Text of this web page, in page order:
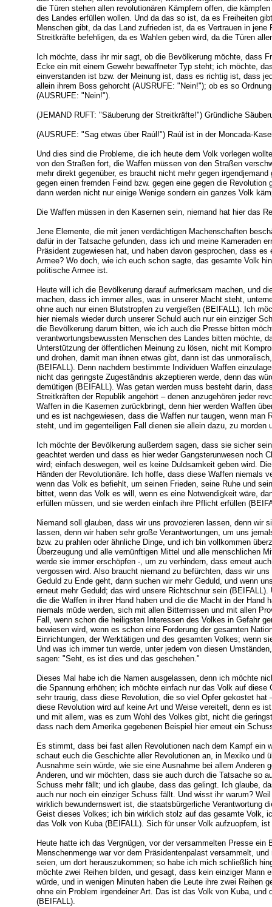
die Türen stehen allen revolutionären Kämpfern offen, die
des Landes erfüllen wollen. Und da das so ist, da es Freiheiten
Menschen gibt, da das Land zufrieden ist, da es Vertrauen in jene
Streitkräfte befehligen, da es Wahlen geben wird, da die Türen
Ich möchte, dass ihr mir sagt, ob die Bevölkerung möchte, dass
Ecke ein mit einem Gewehr bewaffneter Typ steht; ich möchte,
einverstanden ist bzw. der Meinung ist, dass es richtig ist, dass
allein ihrem Boss gehorcht (AUSRUFE: "Nein!"); ob es so
(AUSRUFE: "Nein!").
(JEMAND RUFT: "Säuberung der Streitkräfte!") Gründliche
(AUSRUFE: "Sag etwas über Raúl!") Raúl ist in der Moncada-
Und dies sind die Probleme, die ich heute dem Volk vorlegen
von den Straßen fort, die Waffen müssen von den Straßen
mehr direkt gegenüber, es braucht nicht mehr gegen
gegen einen fremden Feind bzw. gegen eine gegen die
dann werden nicht nur einige Wenige sondern ein ganzes Volk
Die Waffen müssen in den Kasernen sein, niemand hat hier das
Jene Elemente, die mit jenen verdächtigen Machenschaften
dafür in der Tatsache gefunden, dass ich und meine Kameraden
Präsident zugewiesen hat, und haben davon gesprochen, dass
Armee? Wo doch, wie ich euch schon sagte, das gesamte Volk
politische Armee ist.
Heute will ich die Bevölkerung darauf aufmerksam machen, und
machen, dass ich immer alles, was in unserer Macht steht,
ohne auch nur einen Blutstropfen zu vergießen (BEIFALL). Ich
hier niemals wieder durch unserer Schuld auch nur ein einziger
die Bevölkerung darum bitten, wie ich auch die Presse bitten
verantwortungsbewussten Menschen des Landes bitten möchte,
Unterstützung der öffentlichen Meinung zu lösen, nicht mit
und drohen, damit man ihnen etwas gibt, dann ist das
(BEIFALL). Denn nachdem bestimmte Individuen Waffen
nicht das geringste Zugeständnis akzeptieren werde, denn das
demütigen (BEIFALL). Was getan werden muss besteht darin,
Streitkräften der Republik angehört – denen anzugehören jeder
Waffen in die Kasernen zurückbringt, denn hier werden Waffen
und es ist nachgewiesen, dass die Waffen nur taugen, wenn man
steht, und im gegenteiligen Fall dienen sie allein dazu, zu morden
Ich möchte der Bevölkerung außerdem sagen, dass sie sicher
geachtet werden und dass es hier weder Gangsterunwesen noch
wird; einfach deswegen, weil es keine Duldsamkeit geben wird.
Händen der Revolutionäre. Ich hoffe, dass diese Waffen niemals
wenn das Volk es befiehlt, um seinen Frieden, seine Ruhe und
bittet, wenn das Volk es will, wenn es eine Notwendigkeit wäre,
erfüllen müssen, und sie werden einfach ihre Pflicht erfüllen
Niemand soll glauben, dass wir uns provozieren lassen, denn wir
lassen, denn wir haben sehr große Verantwortungen, um uns
bzw. zu prahlen oder ähnliche Dinge, und ich bin vollkommen
Überzeugung und alle vernünftigen Mittel und alle menschlichen
werde sie immer erschöpfen -, um zu verhindern, dass erneut
vergossen wird. Also braucht niemand zu befürchten, dass wir
Geduld zu Ende geht, dann suchen wir mehr Geduld, und wenn
erneut mehr Geduld; das wird unsere Richtschnur sein
die die Waffen in ihrer Hand haben und die die Macht in der Hand
niemals müde werden, sich mit allen Bitternissen und mit allen
Fall, wenn schon die heiligsten Interessen des Volkes in Gefahr
bewiesen wird, wenn es schon eine Forderung der gesamten
Einrichtungen, der Werktätigen und des gesamten Volkes; wenn
Und was ich immer tun werde, unter jedem von diesen
sagen: "Seht, es ist dies und das geschehen."
Dieses Mal habe ich die Namen ausgelassen, denn ich möchte
die Spannung erhöhen; ich möchte einfach nur das Volk auf
sehr traurig, dass diese Revolution, die so viel Opfer gekostet hat
diese Revolution wird auf keine Art und Weise vereitelt, denn es
und mit allem, was es zum Wohl des Volkes gibt, nicht die
dass nach dem Amerika gegebenen Beispiel hier erneut ein
Es stimmt, dass bei fast allen Revolutionen nach dem Kampf ein
schaut euch die Geschichte aller Revolutionen an, in Mexiko und
Ausnahme sein würde, wie sie eine Ausnahme bei allem Anderen
Anderen, und wir möchten, dass sie auch durch die Tatsache so
Schuss mehr fällt; und ich glaube, dass das gelingt. Ich glaube,
auch nur noch ein einziger Schuss fällt. Und wisst ihr warum?
wirklich bewundernswert ist, die staatsbürgerliche Verantwortung
Geist dieses Volkes; ich bin wirklich stolz auf das gesamte Volk,
das Volk von Kuba (BEIFALL). Sich für unser Volk aufzuopfern,
Heute hatte ich das Vergnügen, vor der versammelten Presse ein
Menschenmenge war vor dem Präsidentenpalast versammelt,
seien, um dort herauszukommen; so habe ich mich schließlich
möchte zwei Reihen bilden, und gesagt, dass kein einziger Mann
würde, und in wenigen Minuten haben die Leute ihre zwei Reihen
ohne ein Problem irgendeiner Art. Das ist das Volk von Kuba, und
(BEIFALL).